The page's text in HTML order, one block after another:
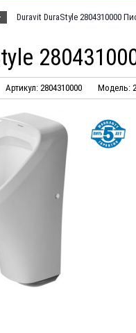
Duravit DuraStyle 2804310000
Артикул: 2804310000 Модель: